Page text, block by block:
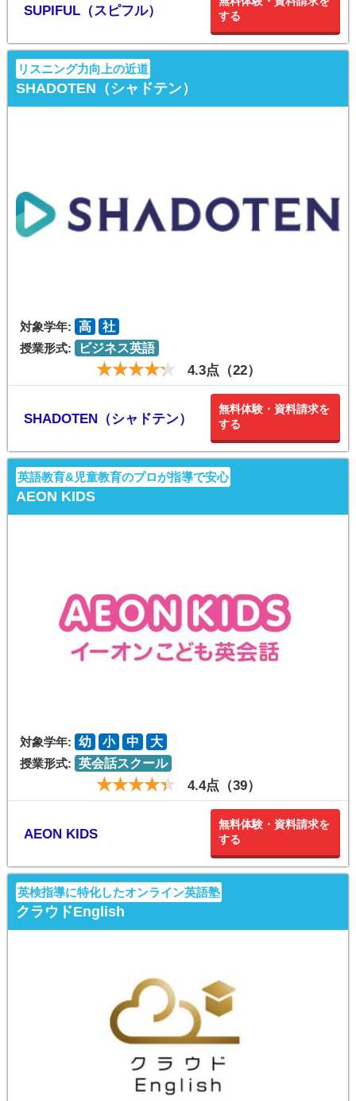
SUPIFUL（スピフル）
する
リスニング力向上の近道
SHADOTEN（シャドテン）
対象学年: 高
社
授業形式:
ビジネス英語
4.3点（22）
SHADOTEN（シャドテン）
無料体験・資料請求を
する
英語教育&児童教育のプロが指導で安心
AEON KIDS
対象学年: 幼 小 中
大
授業形式: 英会話スクール
4.4点（39）
AEON KIDS
無料体験・資料請求を
する
英検指導に特化したオンライン英語塾
クラウドEnglish